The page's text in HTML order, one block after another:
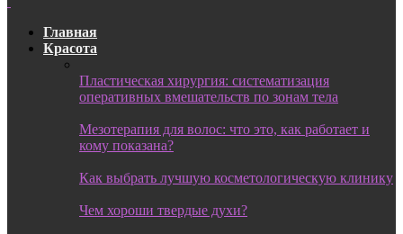
Главная
Красота
Пластическая хирургия: систематизация
оперативных вмешательств по зонам тела
Мезотерапия для волос: что это, как работает и
кому показана?
Как выбрать лучшую косметологическую клинику
Чем хороши твердые духи?